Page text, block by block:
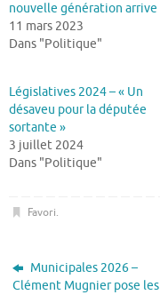
nouvelle génération arrive
11 mars 2023
Dans "Politique"
Législatives 2024 – « Un
désaveu pour la députée
sortante »
3 juillet 2024
Dans "Politique"
Favori.
Municipales 2026 –
Clément Mugnier pose les